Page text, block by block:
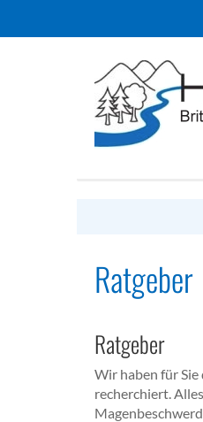
Ratgeber
Ratgeber
Wir haben für
recherchiert.